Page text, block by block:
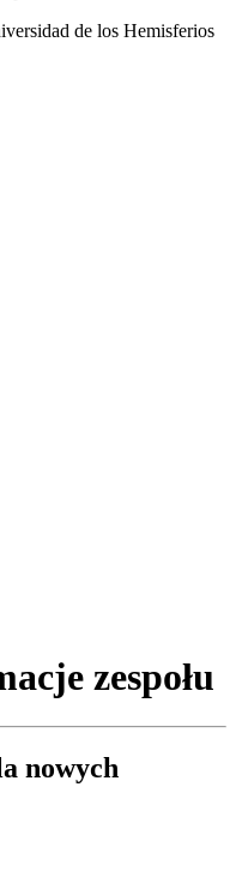
zespołu
nowych